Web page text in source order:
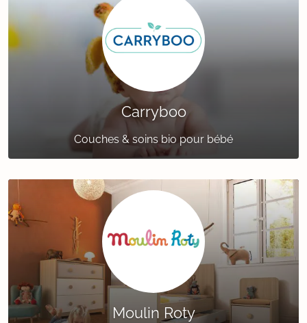
Carryboo
Couches & soins bio pour bébé
Moulin Roty